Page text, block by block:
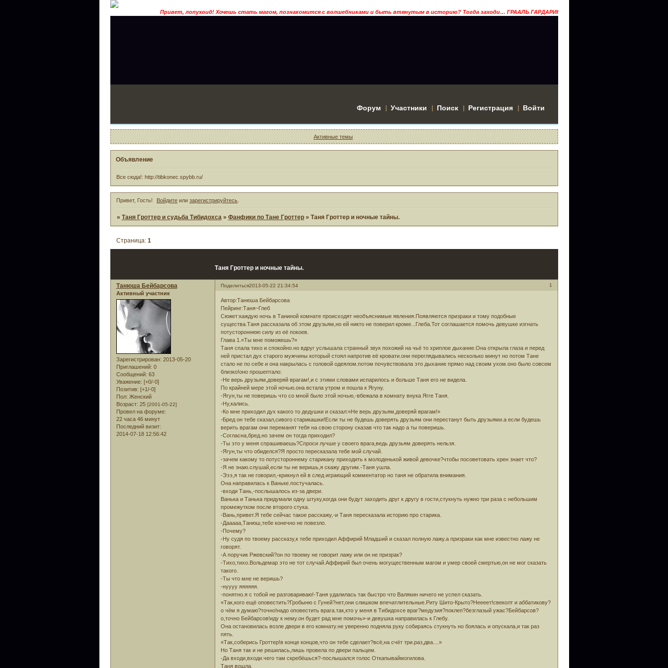
Привет, лопухоид! Хочешь стать магом, познакомится с волшебниками и быть втянутым в историю? Тогда заходи… ГРААЛЬ ГАРДАРИКА
Форум Участники Поиск Регистрация Войти
Активные темы
Объявление
Все сюда!: http://tibkonec.spybb.ru/
Привет, Гость! Войдите или зарегистрируйтесь
» Таня Гроттер и судьба Тибидохса » Фанфики по Тане Гроттер » Таня Гроттер и ночные тайны.
Таня Гроттер и ночные тайны.
Страница: 1
Поделиться 1
2013-05-22 21:34:54
Танюша Бейбарсова
Активный участник
Зарегистрирован: 2013-05-20
Приглашений: 0
Сообщений: 63
Уважение: [+0/-0]
Позитив: [+1/-0]
Пол: Женский
Возраст: 25 [2001-05-22]
Провел на форуме:
22 часа 46 минут
Последний визит:
2014-07-18 12:56:42
Автор:Танюша Бейбарсова
Пейринг:Таня~Глеб
Сюжет:каждую ночь в Таниной комнате происходят необъяснимые явления.Появляются призраки и тому подобные
существа.Таня рассказала об этом друзьям,но ей никто не поверил кроме...Глеба.Тот соглашается помочь девушке изгнать
потустороннюю силу из её покоев.
Глава 1.«Ты мне поможешь?»
Таня спала тихо и спокойно.но вдруг услышала странный звук похожий на чьё то хриплое дыхание.Она открыла глаза и перед
ней пристал дух старого мужчины который стоял напротив её кровати.они переглядывались несколько минут но потом Тане
стало не по себе и она накрылась с головой одеялом.потом почувствовала это дыхание прямо над своим ухом.оно было совсем
близко!оно прошептало:
-Не верь друзьям,доверяй врагам!,и с этими словами испарилось и больше Таня его не видела.
По крайней мере этой ночью.она встала утром и пошла к Ягуну.
-Ягун,ты не поверишь что со мной было этой ночью,-вбежала в комнату внука Ягге Таня.
-Ну,кались.
-Ко мне приходил дух какого то дедушки и сказал:«Не верь друзьям,доверяй врагам!»
-Бред он тебе сказал,сивого старикашки!Если ты не будешь доверять друзьям они перестанут быть друзьями.а если будешь
верить врагам они переманят тебя на свою сторону сказав что так надо а ты поверишь.
-Согласна,бред.но зачем он тогда приходил?
-Ты это у меня спрашиваешь?Спроси лучше у своего врага,ведь друзьям доверять нельзя.
-Ягун,ты что обиделся?Я просто пересказала тебе мой случай.
-зачем какому то потустороннему старикану приходить к молоденькой живой девочке?чтобы посоветовать хрен знает что?
-Я не знаю.слушай,если ты не веришь,я скажу другим.-Таня ушла.
-Эээ,я так не говорил,-крикнул ей в след играющий комментатор но таня не обратила внимания.
Она направилась к Ваньке.постучалась.
-входи Тань,-послышалось из-за двери.
Ванька и Танька придумали одну штуку,когда они будут заходить друг к другу в гости,стукнуть нужно три раза с небольшим
промежутком после второго стука.
-Вань,привет.Я тебе сейчас такое расскажу,-и Таня пересказала историю про старика.
-Дааааа,Танюш,тебе конечно не повезло.
-Почему?
-Ну судя по твоему рассказу,к тебе приходил Аффирий Младший и сказал полную лажу.а призраки как мне известно лажу не
говорят.
-А поручик Ржевский?он по твоему не говорит лажу или он не призрак?
-Тихо,тихо.Вольдемар это не тот случай.Аффирий был очень могущественным магом и умер своей смертью,он не мог сказать
такого.
-Ты что мне не веришь?
-нуууу яяяяяя.
-понятно.я с тобой не разговариваю!-Таня удалилась так быстро что Валякин ничего не успел сказать.
«Так,кого ещё оповестить?Гробыню с Гуней?нет,они слишком впечатлительные.Риту Шито-Крыто?Неееет!свеколт и аббатикову?
о чём я думаю?точно!надо оповестить врага.так,кто у меня в Тибидохсе враг?медузия?поклеп?безглазый ужас?Бейбарсов?
о,точно Бейбарсов!иду к нему.он будет рад мне помочь»-и девушка направилась к Глебу.
Она остановилась возле двери в его комнату.не уверенно подняла руку собираясь стукнуть но боялась и опускала,и так раз
пять.
«Так,соберись Гроттер!в конце концов,что он тебе сделает?всё,на счёт три.раз,два....»
Но Таня так и не решилась,лишь провела по двери пальцем.
-Да входи,входи.чего там скребёшься?-послышался голос Откапываймогилова.
Таня вошла.